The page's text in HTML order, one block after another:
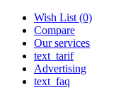
Wish List (0)
Compare
Our services
text_tarif
Advertising
text_faq